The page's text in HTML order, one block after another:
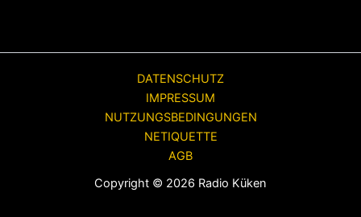
DATENSCHUTZ
IMPRESSUM
NUTZUNGSBEDINGUNGEN
NETIQUETTE
AGB
Copyright © 2026 Radio Küken